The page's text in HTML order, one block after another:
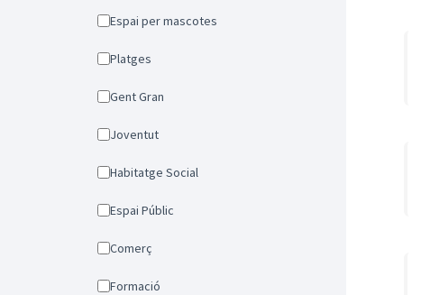
Espai per mascotes
Platges
Gent Gran
Joventut
Habitatge Social
Espai Públic
Comerç
Formació